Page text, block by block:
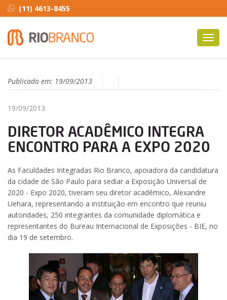
(11) 4613-8455
Publicado em: 19/09/2013
19/09/2013
DIRETOR ACADÊMICO INTEGRA
ENCONTRO PARA A EXPO 2020
As Faculdades Integradas Rio Branco, apoiadora da candidatura
da cidade de São Paulo para sediar a Exposição Universal de
2020 - Expo 2020, tiveram seu diretor acadêmico, Alexandre
Uehara, representando a instituição em encontro que reuniu
autoridades, 250 integrantes da comunidade diplomática e
representantes do Bureau Internacional de Exposições - BIE, no
dia 19 de setembro.